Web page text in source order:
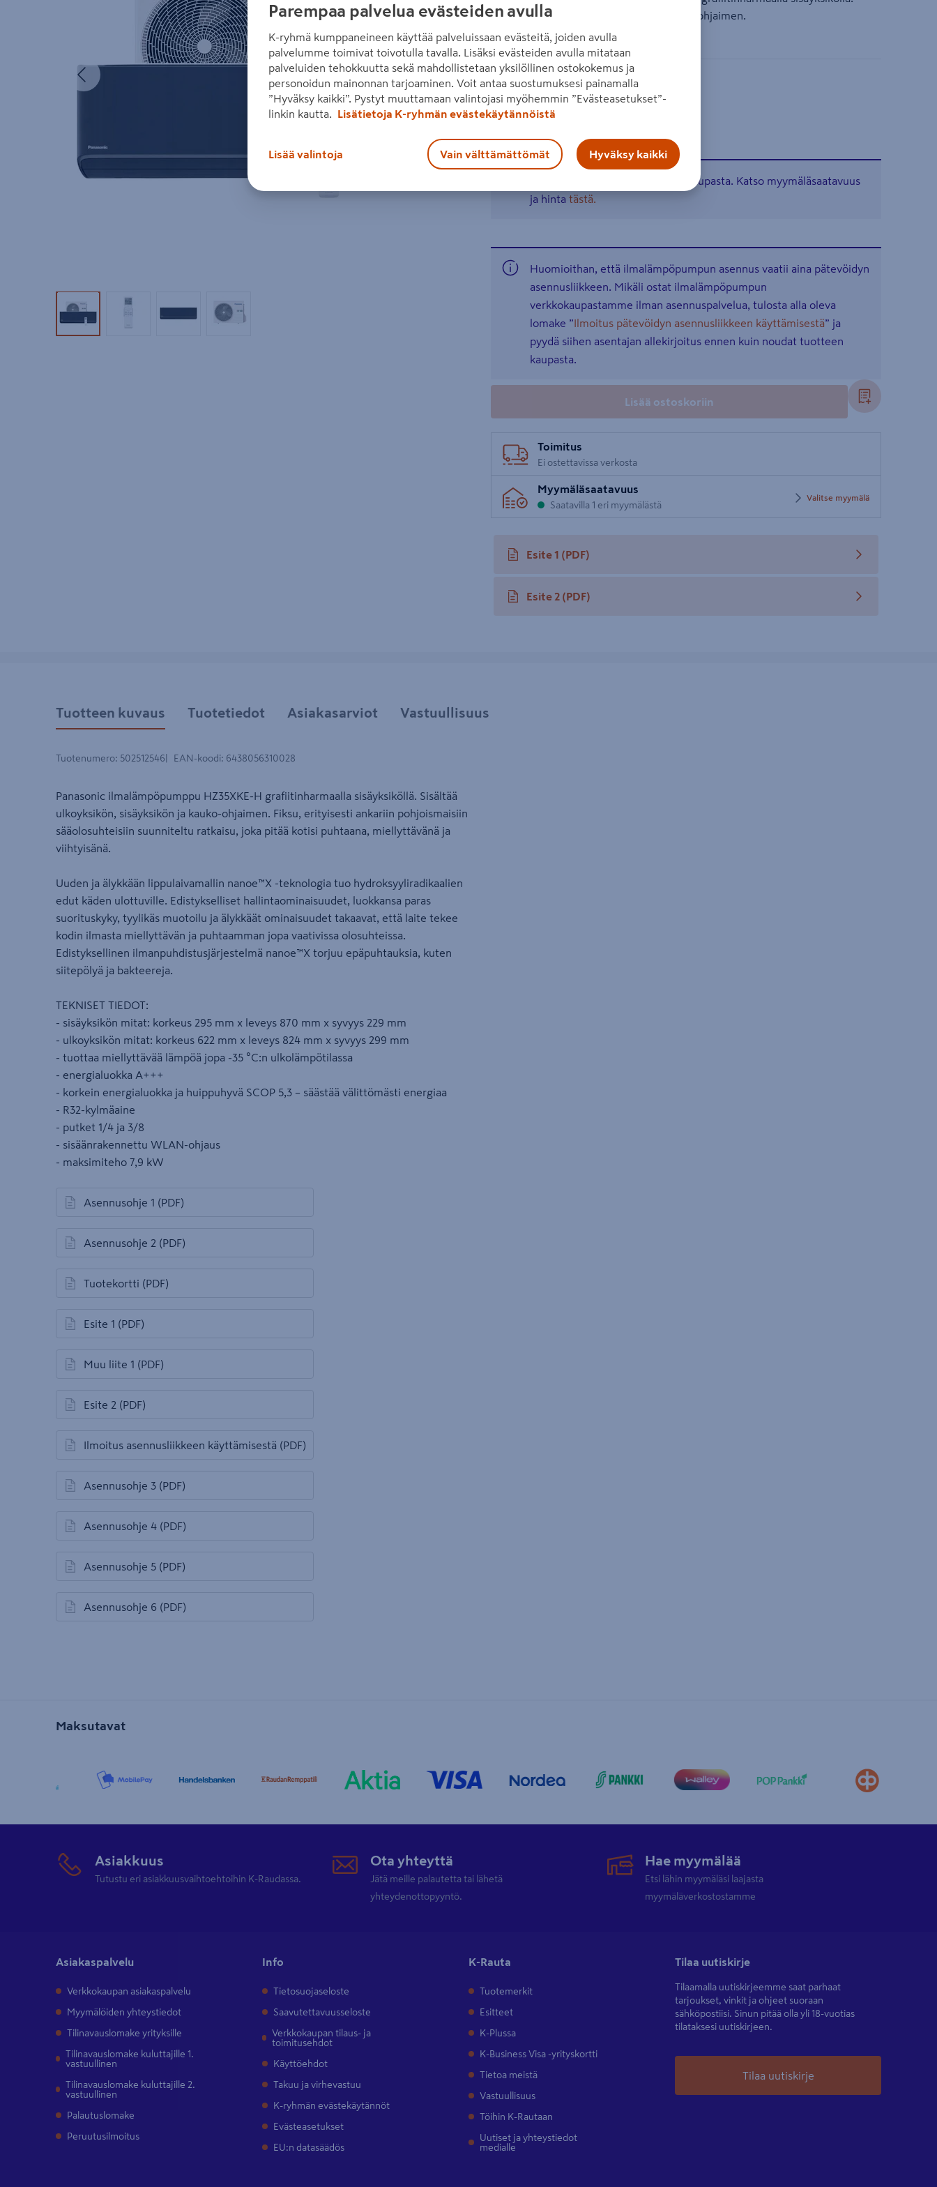
Edellinen Seuraava
Tuotekuva 1 Tuotekuva 2Tuotekuva 3Tuotekuva 4
Sisältää ulkoyksikön, sisäyksikön ja kauko-ohjaimen.
Lue koko tuotekuvaus
Katso vastuullisuustiedot
Katso liitetiedostot
Tuote ei ole ostettavissa verkkokaupasta. Katso myymäläsaatavuus
ja hinta tästä.
Huomioithan, että ilmalämpöpumpun asennus vaatii aina pätevöidyn
asennusliikkeen. Mikäli ostat ilmalämpöpumpun
verkkokaupastamme ilman asennuspalvelua, tulosta alla oleva
lomake ”Ilmoitus pätevöidyn asennusliikkeen käyttämisestä” ja
pyydä siihen asentajan allekirjoitus ennen kuin noudat tuotteen
kaupasta.
Lisää ostoskoriin
Toimitus
Ei ostettavissa verkosta
Myymäläsaatavuus
Saatavilla 1 eri myymälästä
Valitse myymälä
Esite 1 (PDF)
avautuu uuteen välilehteen
Esite 2 (PDF)
avautuu uuteen välilehteen
Tuotteen kuvaus Tuotetiedot Asiakasarviot Vastuullisuus
Tuotenumero: 502512546 EAN-koodi: 6438056310028
Panasonic ilmalämpöpumppu HZ35XKE-H grafiitinharmaalla sisäyksiköllä. Sisältää
ulkoyksikön, sisäyksikön ja kauko-ohjaimen. Fiksu, erityisesti ankariin pohjoismaisiin
sääolosuhteisiin suunniteltu ratkaisu, joka pitää kotisi puhtaana, miellyttävänä ja
viihtyisänä.
Uuden ja älykkään lippulaivamallin nanoe™X -teknologia tuo hydroksyyliradikaalien
edut käden ulottuville. Edistykselliset hallintaominaisuudet, luokkansa paras
suorituskyky, tyylikäs muotoilu ja älykkäät ominaisuudet takaavat, että laite tekee
kodin ilmasta miellyttävän ja puhtaamman jopa vaativissa olosuhteissa.
Edistyksellinen ilmanpuhdistusjärjestelmä nanoe™X torjuu epäpuhtauksia, kuten
siitepölyä ja bakteereja.
TEKNISET TIEDOT:
- sisäyksikön mitat: korkeus 295 mm x leveys 870 mm x syvyys 229 mm
- ulkoyksikön mitat: korkeus 622 mm x leveys 824 mm x syvyys 299 mm
- tuottaa miellyttävää lämpöä jopa -35 °C:n ulkolämpötilassa
- energialuokka A+++
- korkein energialuokka ja huippuhyvä SCOP 5,3 – säästää välittömästi energiaa
- R32-kylmäaine
- putket 1/4 ja 3/8
- sisäänrakennettu WLAN-ohjaus
- maksimiteho 7,9 kW
Asennusohje 1 (PDF)
avautuu uuteen välilehteen
Asennusohje 2 (PDF)
avautuu uuteen välilehteen
Tuotekortti (PDF)
avautuu uuteen välilehteen
Esite 1 (PDF)
avautuu uuteen välilehteen
Muu liite 1 (PDF)
avautuu uuteen välilehteen
Esite 2 (PDF)
avautuu uuteen välilehteen
Ilmoitus asennusliikkeen käyttämisestä (PDF)
avautuu uuteen välilehteen
Asennusohje 3 (PDF)
avautuu uuteen välilehteen
Asennusohje 4 (PDF)
avautuu uuteen välilehteen
Asennusohje 5 (PDF)
avautuu uuteen välilehteen
Asennusohje 6 (PDF)
avautuu uuteen välilehteen
Maksutavat
Asiakkuus
Tutustu eri asiakkuusvaihtoehtoihin K-Raudassa.
Ota yhteyttä
Jätä meille palautetta tai lähetä
yhteydenottopyyntö.
Hae myymälää
Etsi lähin myymäläsi laajasta
myymäläverkostostamme
Asiakaspalvelu
Verkkokaupan asiakaspalvelu
Myymälöiden yhteystiedot
Tilinavauslomake yrityksille
Tilinavauslomake kuluttajille 1.
vastuullinen
Tilinavauslomake kuluttajille 2.
vastuullinen
Palautuslomake
Peruutusilmoitus
Info
Tietosuojaseloste
Saavutettavuusseloste
Verkkokaupan tilaus- ja
toimitusehdot
Käyttöehdot
Takuu ja virhevastuu
K-ryhmän evästekäytännöt
Evästeasetukset
EU:n datasäädös
K-Rauta
Tuotemerkit
Esitteet
K-Plussa
K-Business Visa -yrityskortti
Tietoa meistä
Vastuullisuus
Töihin K-Rautaan
Uutiset ja yhteystiedot
medialle
Tilaa uutiskirje
Tilaamalla uutiskirjeemme saat parhaat
tarjoukset, vinkit ja ohjeet suoraan
sähköpostiisi. Sinun pitää olla yli 18-vuotias
tilataksesi uutiskirjeen.
Tilaa uutiskirje
Parempaa palvelua evästeiden avulla
K-ryhmä kumppaneineen käyttää palveluissaan evästeitä, joiden avulla
palvelumme toimivat toivotulla tavalla. Lisäksi evästeiden avulla mitataan
palveluiden tehokkuutta sekä mahdollistetaan yksilöllinen ostokokemus ja
personoidun mainonnan tarjoaminen. Voit antaa suostumuksesi painamalla
”Hyväksy kaikki”. Pystyt muuttamaan valintojasi myöhemmin ”Evästeasetukset”-
linkin kautta.
Lisätietoja K-ryhmän evästekäytännöistä
Lisää valintoja Vain välttämättömät Hyväksy kaikki